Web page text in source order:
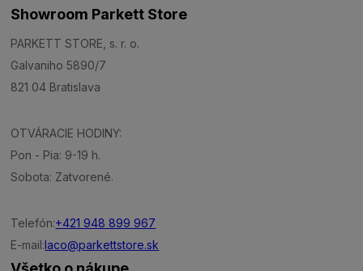
Showroom Parkett Store
PARKETT STORE, s. r. o.
Galvaniho 5890/7
821 04 Bratislava
OTVÁRACIE HODINY:
Pon - Pia: 9-19 h.
Sobota: Zatvorené.
Telefón:+421 948 899 967
E-mail:laco@parkettstore.sk